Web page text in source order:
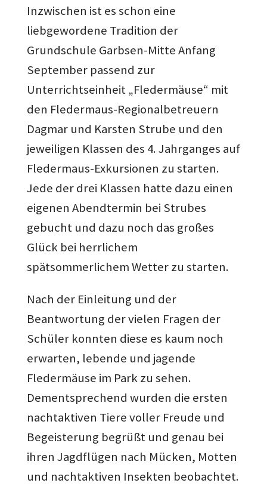
Inzwischen ist es schon eine
liebgewordene Tradition der
Grundschule Garbsen-Mitte Anfang
September passend zur
Unterrichtseinheit „Fledermäuse“ mit
den Fledermaus-Regionalbetreuern
Dagmar und Karsten Strube und den
jeweiligen Klassen des 4. Jahrganges auf
Fledermaus-Exkursionen zu starten.
Jede der drei Klassen hatte dazu einen
eigenen Abendtermin bei Strubes
gebucht und dazu noch das großes
Glück bei herrlichem
spätsommerlichem Wetter zu starten.
Nach der Einleitung und der
Beantwortung der vielen Fragen der
Schüler konnten diese es kaum noch
erwarten, lebende und jagende
Fledermäuse im Park zu sehen.
Dementsprechend wurden die ersten
nachtaktiven Tiere voller Freude und
Begeisterung begrüßt und genau bei
ihren Jagdflügen nach Mücken, Motten
und nachtaktiven Insekten beobachtet.